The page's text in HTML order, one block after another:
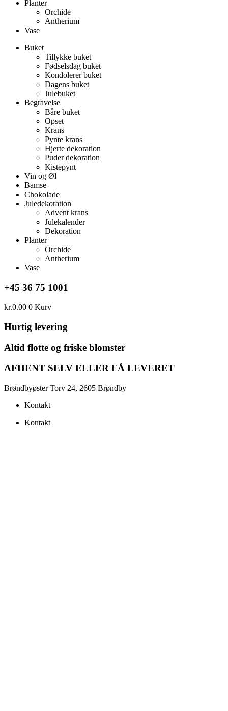
Planter
Orchide
Antherium
Vase
Buket
Tillykke buket
Fødselsdag buket
Kondolerer buket
Dagens buket
Julebuket
Begravelse
Båre buket
Opset
Krans
Pynte krans
Hjerte dekoration
Puder dekoration
Kistepynt
Vin og Øl
Bamse
Chokolade
Juledekoration
Advent krans
Julekalender
Dekoration
Planter
Orchide
Antherium
Vase
+45 36 75 1001
kr.0.00 0 Kurv
Hurtig levering
Altid flotte og friske blomster
AFHENT SELV ELLER FÅ LEVERET
Brøndbyøster Torv 24, 2605 Brøndby
Kontakt
Kontakt